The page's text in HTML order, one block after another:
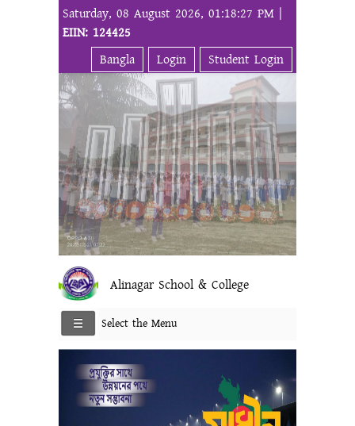
Saturday, 08 August 2026, 01:18:27 PM |
EIIN: 124425
Bangla
Login Student Login
Alinagar School & College
Select the Menu